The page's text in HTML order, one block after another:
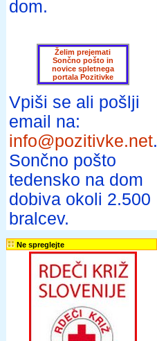
dom.
Želim prejemati
Sončno pošto in
novice spletnega
portala Pozitivke
Vpiši se ali pošlji
email na:
info@pozitivke.net.
Sončno pošto
tedensko na dom
dobiva okoli 2.500
bralcev.
Ne spreglejte